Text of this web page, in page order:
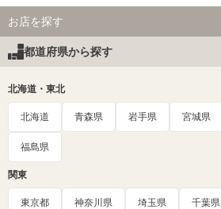
お店を探す
都道府県から探す
北海道・東北
北海道 青森県 岩手県 宮城県
福島県
関東
東京都 神奈川県 埼玉県 千葉県